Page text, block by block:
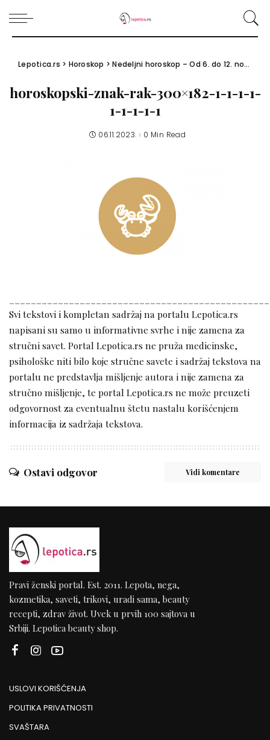
Lepotica.rs > Horoskop >Nedeljni horoskop – Od 6. do 12. novembra 2023.
horoskopski-znak-rak-300×182-1-1-1-1-
1-1-1-1-1
06.11.2023. 0 Min Read
Svi tekstovi i kompletan sadržaj na portalu Lepotica.rs
napisani su samo u informativne svrhe i nije zamena za
stručni savet. Portal Lepotica.rs ne pruža medicinske,
psihološke niti bilo koje stručne savete i sadržaj tekstova na
portalu ne predstavlja mišljenje autora i nije zamena za
stručno mišljenje, te portal Lepotica.rs ne može preuzeti
odgovornost za eventualnu štetu nastalu korišćenjem
informacija iz sadržaja tekstova.
Ostavi odgovor Vidi komentare
Pravi ženski portal. Est. 2011. Lepota, nega,
kozmetika, saveti, trikovi, uradi sama, beauty
recepti, zdrav život. Uvek u prvih 100 sajtova u
Srbiji. Lepotica beauty shop.
USLOVI KORIŠĆENJA
POLITIKA PRIVATNOSTI
SVAŠTARA